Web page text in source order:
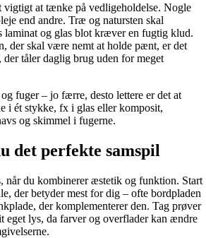
vigtigt at tænke på vedligeholdelse. Nogle
end andre. Træ og natursten skal
laminat og glas blot kræver en fugtig klud.
der skal være nemt at holde pænt, er det
tåler daglig brug uden for meget
fuger – jo færre, desto lettere er det at
i ét stykke, fx i glas eller komposit,
og skimmel i fugerne.
det perfekte samspil
når du kombinerer æstetik og funktion. Start
der betyder mest for dig – ofte bordpladen
der komplementerer den. Tag prøver
eget lys, da farver og overflader kan ændre